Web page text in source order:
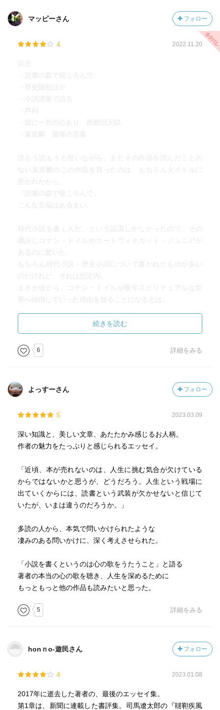
マッピーさん フォロー
4 2022.11.20
目次
・読書の森で寝ころんで
・歴史随想ほか
・小説講座で語る
・芦刈
・我に一片の心あり 西郷回天賦
・葉室麟 最後の言葉
読もう読もうと思いながら、まだその作品を読んだことの
ない葉室麟のこの作品を買ったのは、もちろんタイトルに
惹かれたから。
『読書の森で寝ころんで』
こんな至福はあるまい。
時代小説を書く人だ、という認識しかなかったので、その
書評にコナン・ドイルやカートヴォネガット・ジュニアが
あるのに驚いた。
もちろん時代小説・歴史小説について書かれたものが多い
のだけれど、それは想定内。
まさか彼から、コナン・ドイルが晩年スピリチュアルな世
界へ傾倒していった理由を知ることになるとは。
それから、奈良時代を舞台に描いた作品が多いということ
を知り、これはもうアンテナを高くしないとならんな、と
思う。
奈良時代や飛鳥時代はなかなか小説にされにくく、作家が
うのだとか。
この本のなかにも藤原不比等についての考察があり、ちょ
で、俄然興味が沸くというか沸騰する。
初めて読む葉室麟の作品は、だから『芦刈』ということに
能の「芦刈」をモチーフに書かれた作品は、多分愛し合っ
ていたと思われる夫婦であれ、１０年別の生活を送ったこ
とによる溝の、小さくても越えられない断絶を、冷徹なま
でにくっきりと示す。
た。
と私が知りたいと思っている、無血開城の後なぜ執拗に幕
府をあおって戊辰戦争に持って行ったのか、は、やっぱり
わからなかった。
しまうので、絶筆の『我に一片の心あり 西郷回天賦』の
完成を読みたかった。
５０歳を過ぎてからの作家デビューで、残り時間にどれだ
け書けるのかをいつも考えていらした著者の病床での最期
と。」とあって、その早すぎる死を残念に思う。
葉室麟の麟は、勝麟太郎から取ったとあって、思わずにや
続きを読む
6 詳細をみる
よっすーさん フォロー
5 2023.03.09
深い知識と、美しい文章、あたたかみ感じるお人柄。
作者の魅力をたっぷりと感じられるエッセイ。
「近頃、本が売れないのは、人生に挑む気合が欠けている
からではないかと思うが、どうだろう。人生という戦場に
出ていくからには、読書という武装が欠かせないと信じて
いたが、いまは違うのだろうか。」
多読の人から、本気で問いかけられたような
凄みのある問いかけに、深く考えさせられた。
「小説を書くというのは心の歌をうたうこと」と語る
著者の本当の心の歌を聴き、人生を深めるために
もっともっと他の作品も読みたいと思った。
5 詳細をみる
honｎo-遊民さん フォロー
4 2023.01.08
2017年に逝去した著者の、最後のエッセイ集。
第1章は、新聞に連載した書評集。司馬遼太郎の『韃靼疾風